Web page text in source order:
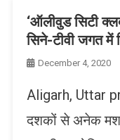
‘ऑलीवुड सिटी
सिने-टीवी जगत में
December 4, 2020
Aligarh, Uttar
दशकों से अनेक